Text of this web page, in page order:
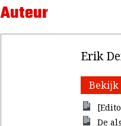
Auteur
Erik
Bekijk
De